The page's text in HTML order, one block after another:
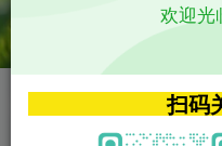
VIP特权介绍
VIP特权介绍
火
欢迎光
扫码